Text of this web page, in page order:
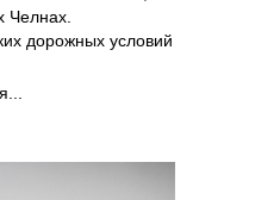
Челнах.
дорожных условий